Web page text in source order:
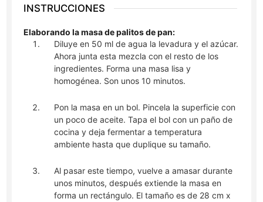
INSTRUCCIONES
Elaborando la masa de palitos de pan:
Diluye en 50 ml de agua la levadura y el azúcar.
Ahora junta esta mezcla con el resto de los
ingredientes. Forma una masa lisa y
homogénea. Son unos 10 minutos.
Pon la masa en un bol. Pincela la superficie con
un poco de aceite. Tapa el bol con un paño de
cocina y deja fermentar a temperatura
ambiente hasta que duplique su tamaño.
Al pasar este tiempo, vuelve a amasar durante
unos minutos, después extiende la masa en
forma un rectángulo. El tamaño es de 28 cm x